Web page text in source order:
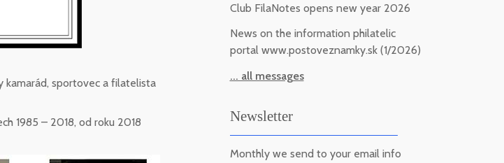
kamarád, sportovec a filatelista
1985 – 2018, od roku 2018
Club FilaNotes opens new year 2026
News on the information philatelic
portal www.postoveznamky.sk (1/2026)
... all messages
Newsletter
Monthly we send to your email info